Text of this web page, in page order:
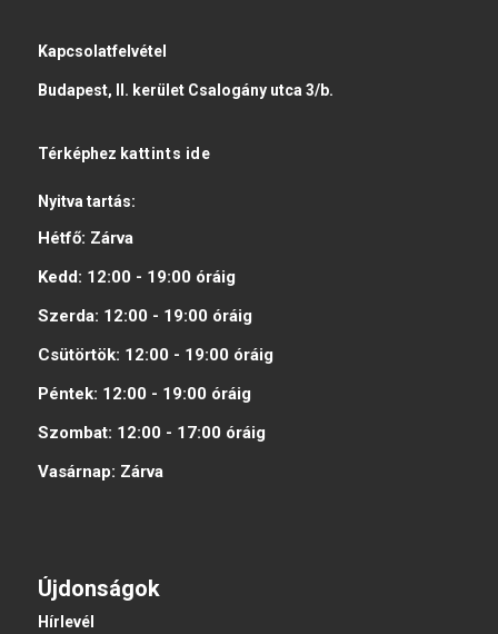
Kapcsolatfelvétel
Budapest, II. kerület Csalogány utca 3/b.
Térképhez kattints ide
Nyitva tartás:
Hétfő: Zárva
Kedd: 12:00 - 19:00 óráig
Szerda: 12:00 - 19:00 óráig
Csütörtök: 12:00 - 19:00 óráig
Péntek: 12:00 - 19:00 óráig
Szombat: 12:00 - 17:00 óráig
Vasárnap: Zárva
Újdonságok
Hírlevél